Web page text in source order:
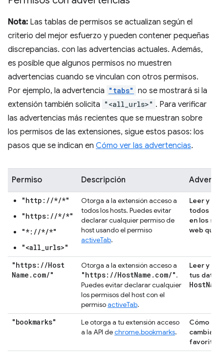
Nota: Las tablas de permisos se actualizan según el
criterio del mejor esfuerzo y pueden contener pequeñas
discrepancias. con las advertencias actuales. Además,
es posible que algunos permisos no muestren
advertencias cuando se vinculan con otros permisos.
Por ejemplo, la advertencia "tabs" no se mostrará si la
extensión también solicita "<all_urls>" . Para verificar
las advertencias más recientes que se muestran sobre
los permisos de las extensiones, sigue estos pasos: los
pasos que se indican en Cómo ver las advertencias.
Permiso Descripción
"http://*/*"
"https://*/*"
"*://*/*"
"<all_urls>"
Otorga a la extensión acceso a
todos los hosts. Puedes evitar
declarar cualquier permiso de
host usando el permiso
activeTab.
Leer y
todos
en los
web
"https: //Host
Name . com/"
Otorga a la extensión acceso a
"https: //HostName . com/".
Puedes evitar declarar cualquier
los permisos del host con el
permisoactiveTab.
Leer y
tus
"bookmarks"
Le otorga a tu extensión acceso
a la API dechrome.bookmarks.
Cómo
cambiar